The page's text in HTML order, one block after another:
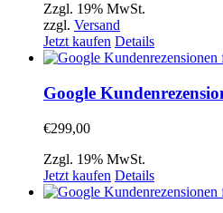
Zzgl. 19% MwSt.
zzgl. Versand
Jetzt kaufen Details
Google
€299,00
Zzgl. 19% MwSt.
Jetzt kaufen Details